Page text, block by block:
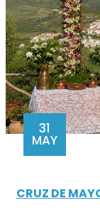
31
MAY
CRUZ DE